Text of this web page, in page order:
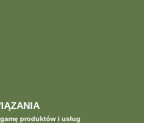
produktów i usług